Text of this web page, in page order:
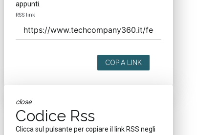
appunti.
RSS link
COPIA LINK
close
Codice Rss
Clicca sul pulsante per copiare il link RSS negli